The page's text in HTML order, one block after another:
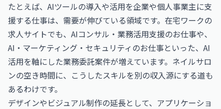
たとえば、AIツールの導入や活用を企業や個人事業主に支
援する仕事は、需要が伸びている領域です。在宅ワークの
求人サイトでも、 AIコンサル・業務活用支援のお仕事や、
AI・マーケティング・セキュリティのお仕事といった、AI
活用を軸にした業務委託案件が増えています。ネイルサロ
ンの空き時間に、こうしたスキルを別の収入源にする道も
あるわけです。
デザインやビジュアル制作の延長として、 アプリケーショ